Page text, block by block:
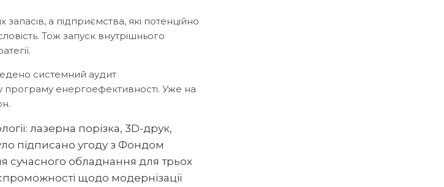
а підприємства, які потенційно
Тож запуск внутрішнього
системний аудит
програму енергоефективності. Уже на
лазерна порізка, 3D-друк,
підписано угоду з Фондом
сучасного обладнання для трьох
щодо модернізації